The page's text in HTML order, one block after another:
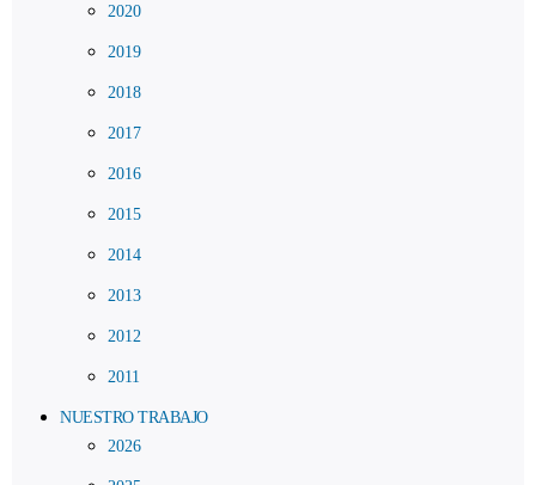
2020
2019
2018
2017
2016
2015
2014
2013
2012
2011
NUESTRO TRABAJO
2026